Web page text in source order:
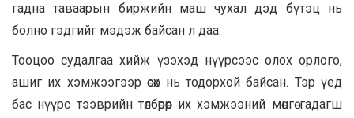
гадна таваарын биржийн маш чухал дэд бүтэц нь
болно гэдгийг мэдэж байсан л даа.
Тооцоо судалгаа хийж үзэхэд нүүрсээс олох орлого,
ашиг их хэмжээгээр өсөх нь тодорхой байсан. Тэр үед
бас нүүрс тээврийн төлбөрөөр их хэмжээний мөнгө гадагш